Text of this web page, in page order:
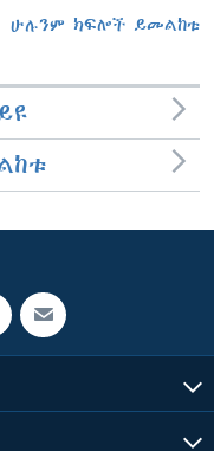
ሁሉንም ክፍሎች ይመልከቱ